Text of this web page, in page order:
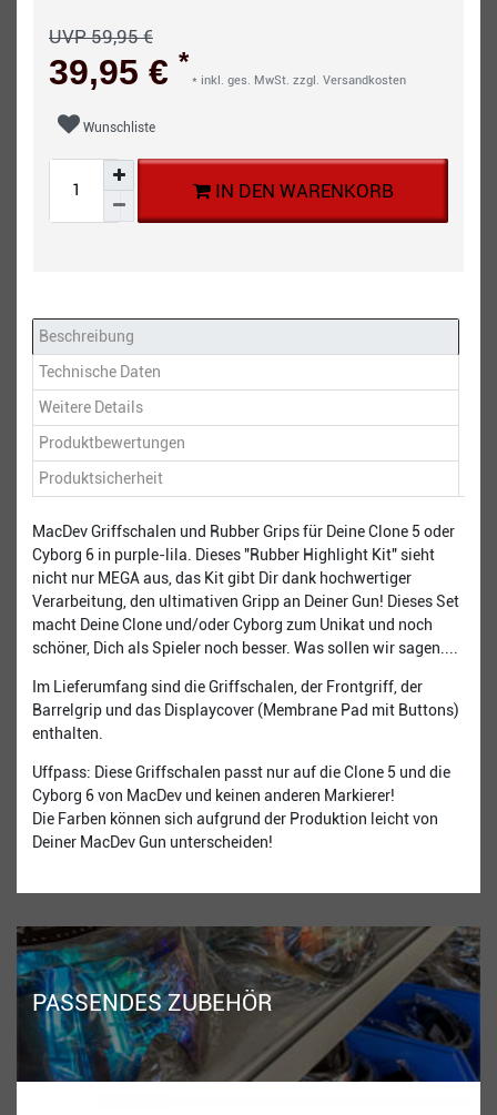
UVP 59,95 €
39,95 € *
* inkl. ges. MwSt. zzgl. Versandkosten
Wunschliste
IN DEN WARENKORB
Beschreibung
Technische Daten
Weitere Details
Produktbewertungen
Produktsicherheit
MacDev Griffschalen und Rubber Grips für Deine Clone 5 oder
Cyborg 6 in purple-lila. Dieses "Rubber Highlight Kit" sieht
nicht nur MEGA aus, das Kit gibt Dir dank hochwertiger
Verarbeitung, den ultimativen Gripp an Deiner Gun! Dieses Set
macht Deine Clone und/oder Cyborg zum Unikat und noch
schöner, Dich als Spieler noch besser. Was sollen wir sagen....
Im Lieferumfang sind die Griffschalen, der Frontgriff, der
Barrelgrip und das Displaycover (Membrane Pad mit Buttons)
enthalten.
Uffpass: Diese Griffschalen passt nur auf die Clone 5 und die
Cyborg 6 von MacDev und keinen anderen Markierer!
Die Farben können sich aufgrund der Produktion leicht von
Deiner MacDev Gun unterscheiden!
PASSENDES ZUBEHÖR